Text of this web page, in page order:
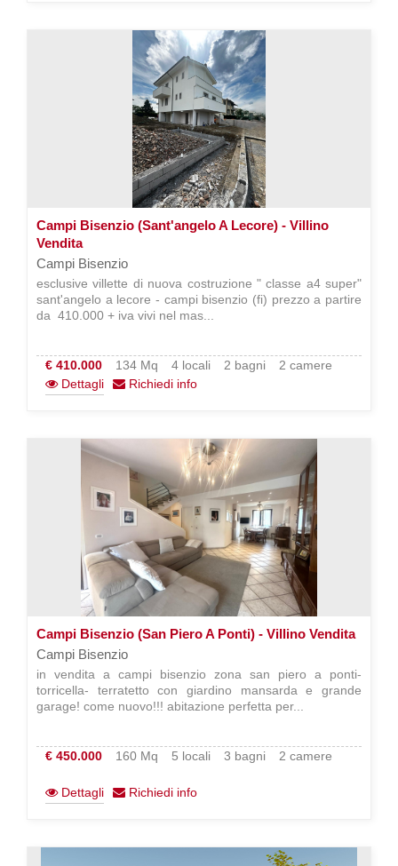
Campi Bisenzio (Sant'angelo A Lecore) - Villino
Vendita
Campi Bisenzio
esclusive villette di nuova costruzione " classe a4 super"
sant'angelo a lecore - campi bisenzio (fi) prezzo a partire
da  410.000 + iva vivi nel mas...
€ 410.000 134 Mq 4 locali 2 bagni
2 camere
Dettagli
Richiedi info
Campi Bisenzio (San Piero A Ponti) - Villino Vendita
Campi Bisenzio
in vendita a campi bisenzio zona san piero a ponti-
torricella- terratetto con giardino mansarda e grande
garage! come nuovo!!! abitazione perfetta per...
€ 450.000 160 Mq 5 locali 3 bagni 2 camere
Dettagli Richiedi info